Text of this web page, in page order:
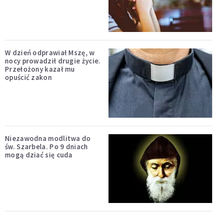
W dzień odprawiał Mszę, w
nocy prowadził drugie życie.
Przełożony kazał mu
opuścić zakon
Niezawodna modlitwa do
św. Szarbela. Po 9 dniach
mogą dziać się cuda